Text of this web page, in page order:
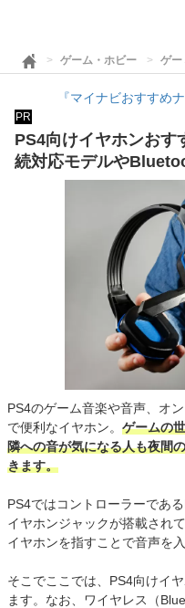
ゲーム・ホビー ゲー
『マイナビおすすめ
PR
PS4向けイヤホンおす
続対応モデルや
PS4のゲーム音楽や音声、オ
で便利なイヤホン。 ゲームの
隣への音が気になる人も夜間
きます。
PS4ではコントローラーであ
イヤホンジャックが搭載され
イヤホンを指すことで音声を
そこでここでは、PS4向けイ
ます。なお、ワイヤレス（